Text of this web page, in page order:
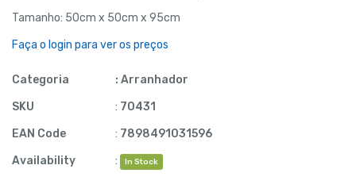
Tamanho: 50cm x 50cm x 95cm
Faça o login para ver os preços
Categoria : Arranhador
SKU
: 70431
EAN Code
: 7898491031596
Availability
: In Stock